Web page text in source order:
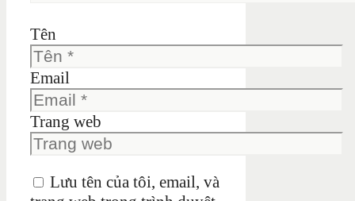
Tên
Email
Trang web
Lưu tên của tôi, email, và